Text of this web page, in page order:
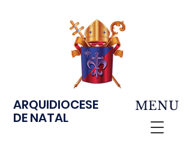
ARQUIDIOCESE
DE NATAL
MENU